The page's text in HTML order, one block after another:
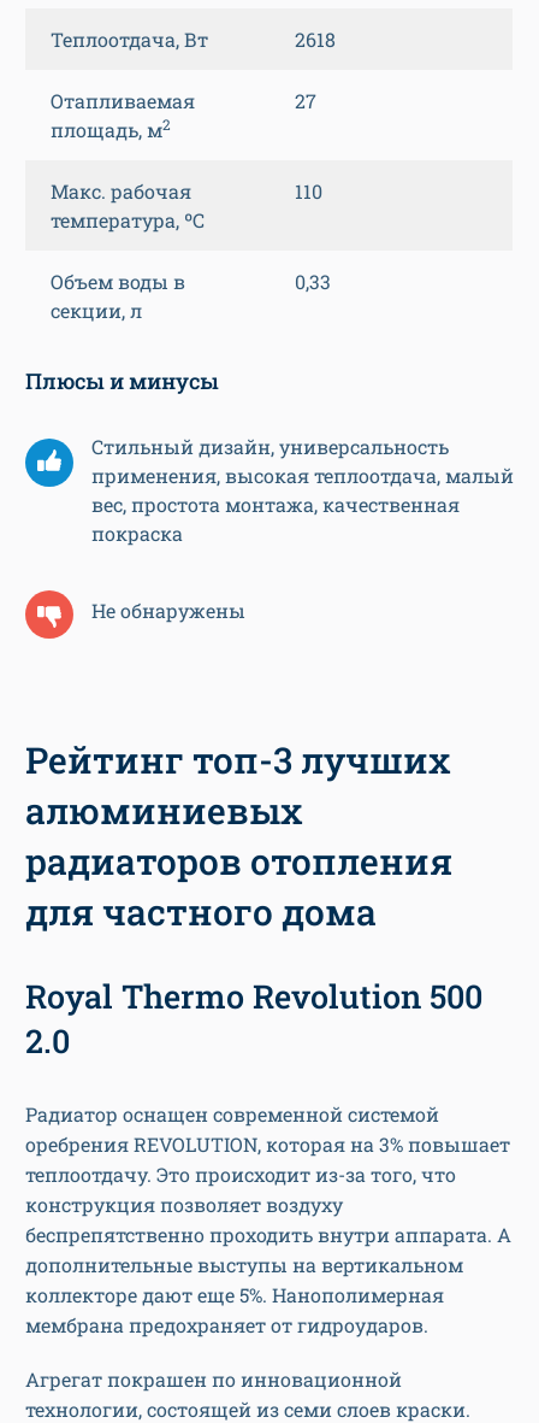
Теплоотдача, Вт 2618
Отапливаемая
площадь, м2
27
Макс. рабочая
температура, ºС
110
Объем воды в
секции, л
0,33
Плюсы и минусы
Стильный дизайн, универсальность
применения, высокая теплоотдача, малый
вес, простота монтажа, качественная
покраска
Не обнаружены
Рейтинг топ-3 лучших
алюминиевых
радиаторов отопления
для частного дома
Royal Thermo Revolution 500
2.0
Радиатор оснащен современной системой
оребрения REVOLUTION, которая на 3% повышает
теплоотдачу. Это происходит из-за того, что
конструкция позволяет воздуху
беспрепятственно проходить внутри аппарата. А
дополнительные выступы на вертикальном
коллекторе дают еще 5%. Нанополимерная
мембрана предохраняет от гидроударов.
Агрегат покрашен по инновационной
технологии, состоящей из семи слоев краски.